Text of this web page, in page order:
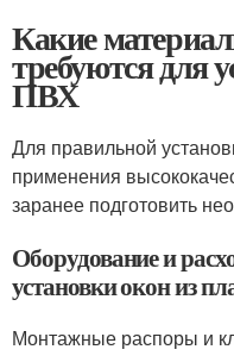
Какие
требуются для
ПВХ
Для правильной
применения
заранее подготовить
Оборудование и
установки окон из
Монтажные распоры и